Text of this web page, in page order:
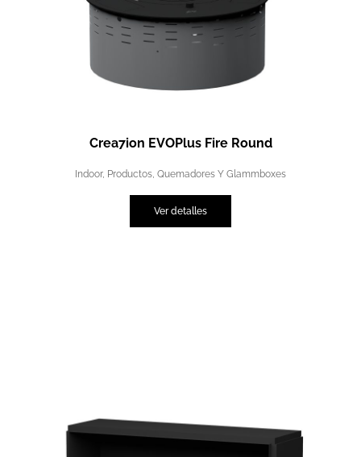
Crea7ion EVOPlus Fire Round
Indoor, Productos, Quemadores Y Glammboxes
Ver detalles